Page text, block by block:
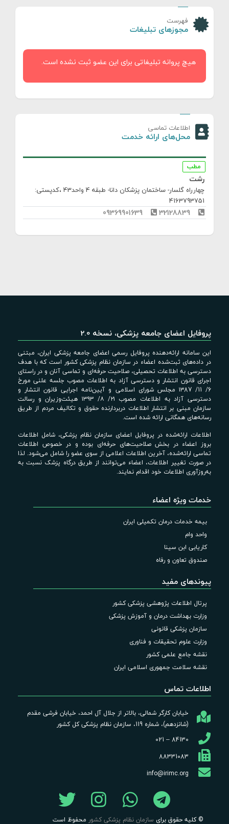
فهرست
مجوزهای تبلیغات
هیچ پروانه تبلیغاتی برای این عضو ثبت نشده است.
اطلاعات تماسی
محل‌های ارائه خدمت
مطب
رشت
چهارراه گلسار- ساختمان پزشکان دانا- طبقه 4 واحد43
،کدپستی:
4163793751
32128839
09369901639
پروفایل اعضای جامعه پزشکی، نسخه 2.0
این سامانه ارائه‌دهنده پروفایل رسمی اعضای جامعه پزشکی ایران، مبتنی
در داده‌های ثبت‌شده اعضاء در سازمان نظام پزشکی کشور است که با هدف
دسترسی به اطلاعات تحصیلی، صلاحیت حرفه‌ای و تماسی آنان و در راستای
اجرای قانون انتشار و دسترسی آزاد به اطلاعات مصوب جلسه علنی مورخ
6/ 11/ ۱۳87 مجلس شورای اسلامی و آیین‌نامه اجرایی قانون انتشار و
دسترسی آزاد به اطلاعات مصوب ۲۱/ ۸/ ۱۳۹۳ هیئت‌وزیران و رسالت
سازمان مبنی بر انتشار اطلاعات دربردارنده حقوق و تکالیف مردم از طریق
رسانه‌های همگانی ارائه شده است.
اطلاعات ارائه‌شده در پروفایل اعضای سازمان نظام پزشکی، شامل اطلاعات
بروز اعضاء در بخش صلاحیت‌های حرفه‌ای بوده و در خصوص اطلاعات
تماسی ارائه‌شده، آخرین اطلاعات اعلامی از سوی عضو را شامل می‌شود. لذا
در صورت تغییر اطلاعات، اعضاء می‌توانند از طریق درگاه پزشک نسبت به
به‌روزآوری اطلاعات خود اقدام نمایند.
خدمات ویژه اعضاء
بیمه خدمات درمان تکمیلی ایران
واحد وام
کاریابی ابن سینا
صندوق تعاون و رفاه
پیوندهای مفید
پرتال اطلاعات پژوهشی پزشکی کشور
وزارت بهداشت درمان و آموزش پزشکی
سازمان پزشکی قانونی
وزارت علوم تحقیقات و فناوری
نقشه جامع علمی کشور
نقشه سلامت جمهوری اسلامی ایران
اطلاعات تماس
خیابان کارگر شمالی، بالاتر از جلال آل احمد، خیابان فرشی مقدم
(شانزدهم)، شماره 119، سازمان نظام پزشکی کل کشور
84130 – 021
88331083
info@irimc.org
© کلیه حقوق برای سازمان نظام پزشکی کشور محفوظ است